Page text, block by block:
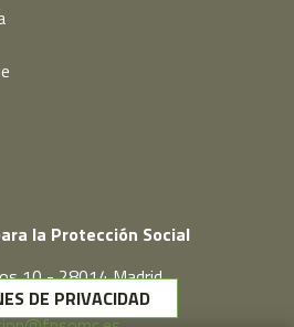
la Protección Social
- 28014 Madrid
80
DE PRIVACIDAD